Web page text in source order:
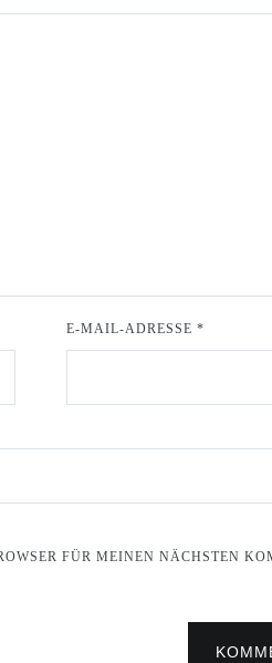
E-MAIL-ADRESSE*
FÜR MEINEN NÄCHSTEN